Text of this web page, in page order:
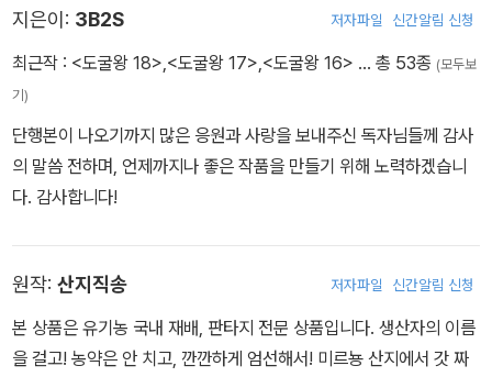
지은이: 3B2S 저자파일 신간알림 신청
최근작 : <도굴왕 18>,<도굴왕 17>,<도굴왕 16> … 총 53종 (모두보
기)
단행본이 나오기까지 많은 응원과 사랑을 보내주신 독자님들께 감사
의 말씀 전하며, 언제까지나 좋은 작품을 만들기 위해 노력하겠습니
다. 감사합니다!
원작: 산지직송 저자파일 신간알림 신청
본 상품은 유기농 국내 재배, 판타지 전문 상품입니다. 생산자의 이름
을 걸고! 농약은 안 치고, 깐깐하게 엄선해서! 미르뇽 산지에서 갓 짜